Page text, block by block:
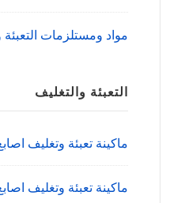
مواد ومستلزمات التعبئة
التعبئة والتغليف
ماكينة تعبئة وتغليف